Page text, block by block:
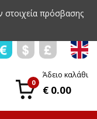
στοιχεία πρόσβασης
0
Άδειο καλάθι
€ 0.00